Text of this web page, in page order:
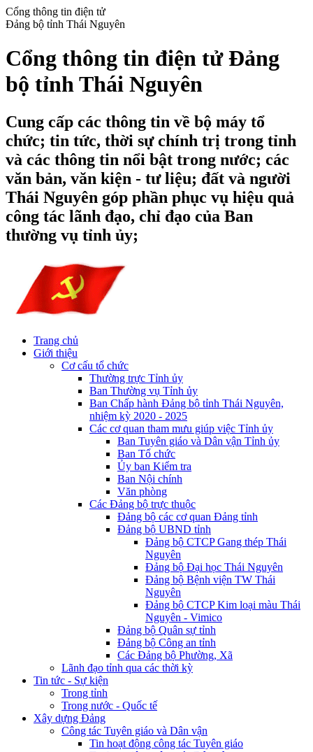
Cổng thông tin điện tử
Đảng bộ tỉnh Thái Nguyên
Cổng thông tin điện tử Đảng
bộ tỉnh Thái Nguyên
Cung cấp các thông tin về bộ máy tổ
chức; tin tức, thời sự chính trị trong tỉnh
và các thông tin nổi bật trong nước; các
văn bản, văn kiện - tư liệu; đất và người
Thái Nguyên góp phần phục vụ hiệu quả
công tác lãnh đạo, chỉ đạo của Ban
thường vụ tỉnh ủy;
Trang chủ
Giới thiệu
Cơ cấu tổ chức
Thường trực Tỉnh ủy
Ban Thường vụ Tỉnh ủy
Ban Chấp hành Đảng bộ tỉnh Thái Nguyên,
nhiệm kỳ 2020 - 2025
Các cơ quan tham mưu giúp việc Tỉnh ủy
Ban Tuyên giáo và Dân vận Tỉnh ủy
Ban Tổ chức
Ủy ban Kiểm tra
Ban Nội chính
Văn phòng
Các Đảng bộ trực thuộc
Đảng bộ các cơ quan Đảng tỉnh
Đảng bộ UBND tỉnh
Đảng bộ CTCP Gang thép Thái
Nguyên
Đảng bộ Đại học Thái Nguyên
Đảng bộ Bệnh viện TW Thái
Nguyên
Đảng bộ CTCP Kim loại màu Thái
Nguyên - Vimico
Đảng bộ Quân sự tỉnh
Đảng bộ Công an tỉnh
Các Đảng bộ Phường, Xã
Lãnh đạo tỉnh qua các thời kỳ
Tin tức - Sự kiện
Trong tỉnh
Trong nước - Quốc tế
Xây dựng Đảng
Công tác Tuyên giáo và Dân vận
Tin hoạt động công tác Tuyên giáo